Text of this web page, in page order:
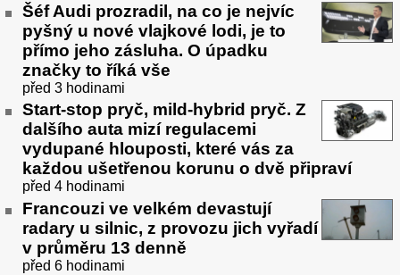
Šéf Audi prozradil, na co je nejvíc
pyšný u nové vlajkové lodi, je to
přímo jeho zásluha. O úpadku
značky to říká vše
před 3 hodinami
Start-stop pryč, mild-hybrid pryč. Z
dalšího auta mizí regulacemi
vydupané hlouposti, které vás za
každou ušetřenou korunu o dvě připraví
před 4 hodinami
Francouzi ve velkém devastují
radary u silnic, z provozu jich vyřadí
v průměru 13 denně
před 6 hodinami